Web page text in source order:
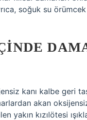
soğuk su örümcek
kanı kalbe geri
akan
yakın kızılötesi